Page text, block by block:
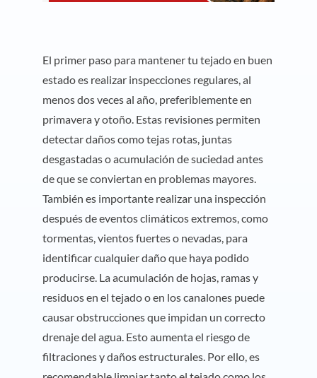
El primer paso para mantener tu tejado en buen
estado es realizar inspecciones regulares, al
menos dos veces al año, preferiblemente en
primavera y otoño. Estas revisiones permiten
detectar daños como tejas rotas, juntas
desgastadas o acumulación de suciedad antes
de que se conviertan en problemas mayores.
También es importante realizar una inspección
después de eventos climáticos extremos, como
tormentas, vientos fuertes o nevadas, para
identificar cualquier daño que haya podido
producirse. La acumulación de hojas, ramas y
residuos en el tejado o en los canalones puede
causar obstrucciones que impidan un correcto
drenaje del agua. Esto aumenta el riesgo de
filtraciones y daños estructurales. Por ello, es